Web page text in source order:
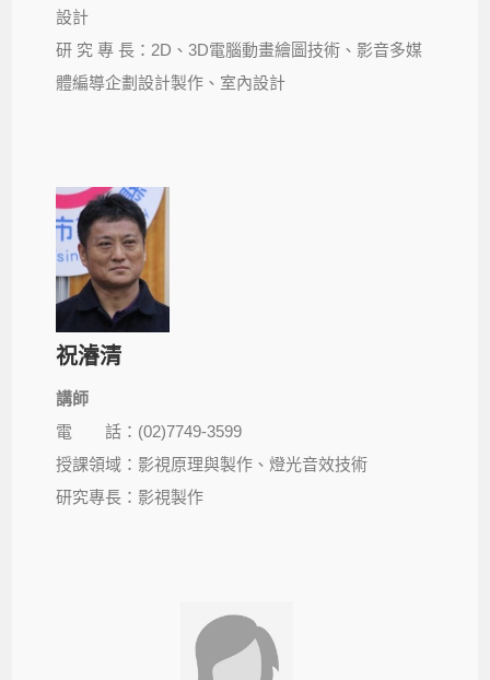
設計
研 究 專 長：2D、3D電腦動畫繪圖技術、影音多媒
體編導企劃設計製作、室內設計
祝濬清
講師
電 話：(02)7749-3599
授課領域：影視原理與製作、燈光音效技術
研究專長：影視製作